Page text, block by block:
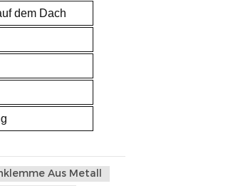
dem Dach
Aus Metall